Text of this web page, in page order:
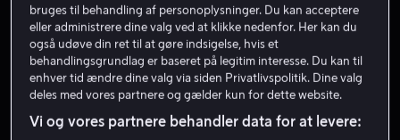
Let Him Go
6.7 Krimi Thriller 2020 1 t. 49 min
15 år
bruges til behandling af personoplysninger. Du kan acceptere
eller administrere dine valg ved at klikke nedenfor. Her kan du
også udøve din ret til at gøre indsigelse, hvis et
behandlingsgrundlag er baseret på legitim interesse. Du kan til
enhver tid ændre dine valg via siden Privatlivspolitik. Dine valg
deles med vores partnere og gælder kun for dette website.
Vi og vores partnere behandler data for at levere: